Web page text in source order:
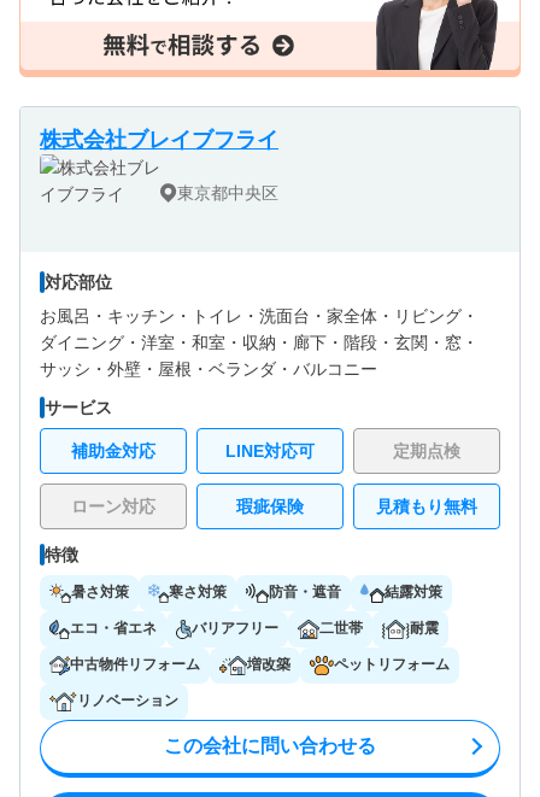
株式会社ブレイブフライ
東京都中央区
対応部位
お風呂・ キッチン・ トイレ・ 洗面台・ 家全体・ リビング・
ダイニング・ 洋室・ 和室・ 収納・ 廊下・ 階段・ 玄関・ 窓・
サッシ・ 外壁・ 屋根・ ベランダ・バルコニー
サービス
補助金対応 LINE対応可 定期点検
ローン対応 瑕疵保険 見積もり無料
特徴
暑さ対策 寒さ対策 防音・遮音 結露対策
エコ・省エネ バリアフリー 二世帯 耐震
中古物件リフォーム 増改築 ペットリフォーム
リノベーション
この会社に問い合わせる